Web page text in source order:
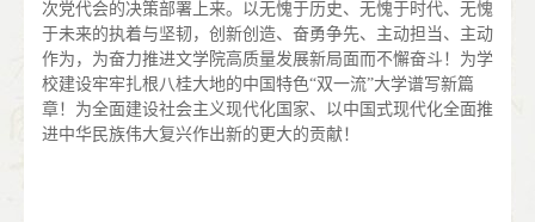
次党代会的决策部署上来。以无愧于历史、无愧于时代、无愧
于未来的执着与坚韧，创新创造、奋勇争先、主动担当、主动
作为，为奋力推进文学院高质量发展新局面而不懈奋斗！为学
校建设牢牢扎根八桂大地的中国特色“双一流”大学谱写新篇
章！为全面建设社会主义现代化国家、以中国式现代化全面推
进中华民族伟大复兴作出新的更大的贡献！